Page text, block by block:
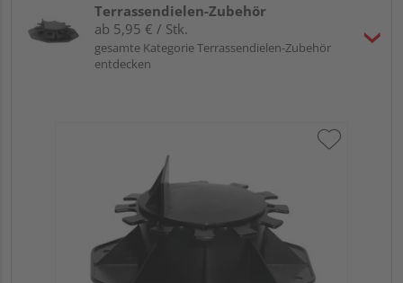
Terrassendielen-Zubehör
ab 5,95 € / Stk.
gesamte Kategorie Terrassendielen-Zubehör
entdecken